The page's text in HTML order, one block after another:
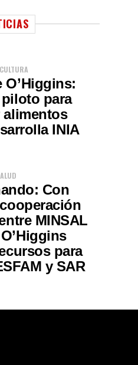
O’Higgins:
para
INIA
Con
MINSAL
para
y SAR